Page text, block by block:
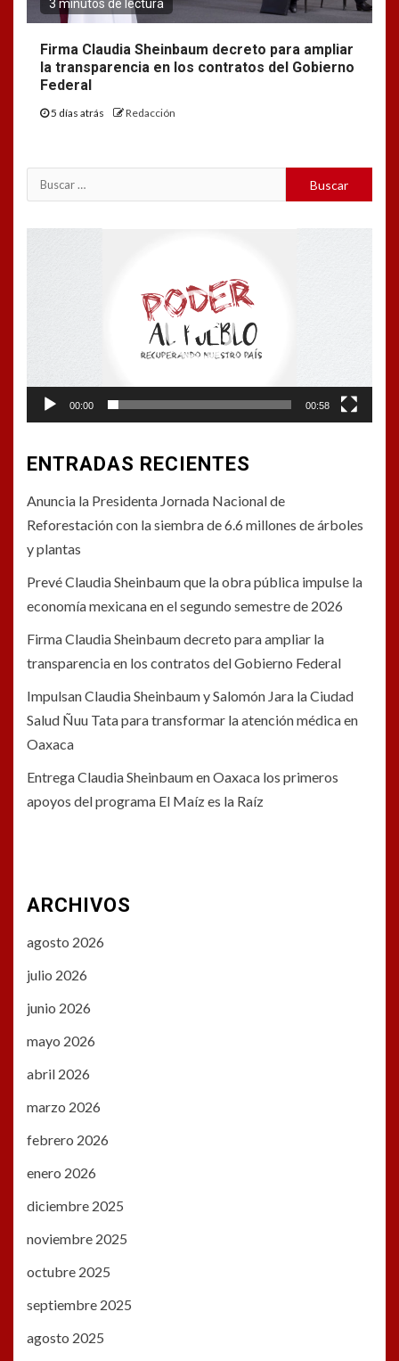
3 minutos de lectura
Firma Claudia Sheinbaum decreto para ampliar
la transparencia en los contratos del Gobierno
Federal
5 días atrás Redacción
Buscar:
00:00 00:58
ENTRADAS RECIENTES
Anuncia la Presidenta Jornada Nacional de
Reforestación con la siembra de 6.6 millones de árboles
y plantas
Prevé Claudia Sheinbaum que la obra pública impulse la
economía mexicana en el segundo semestre de 2026
Firma Claudia Sheinbaum decreto para ampliar la
transparencia en los contratos del Gobierno Federal
Impulsan Claudia Sheinbaum y Salomón Jara la Ciudad
Salud Ñuu Tata para transformar la atención médica en
Oaxaca
Entrega Claudia Sheinbaum en Oaxaca los primeros
apoyos del programa El Maíz es la Raíz
ARCHIVOS
agosto 2026
julio 2026
junio 2026
mayo 2026
abril 2026
marzo 2026
febrero 2026
enero 2026
diciembre 2025
noviembre 2025
octubre 2025
septiembre 2025
agosto 2025